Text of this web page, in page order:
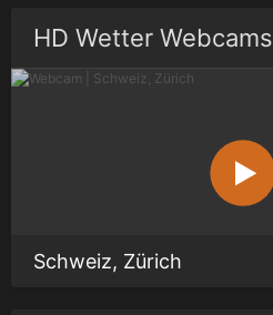
HD Wetter Webcams
Schweiz, Zürich